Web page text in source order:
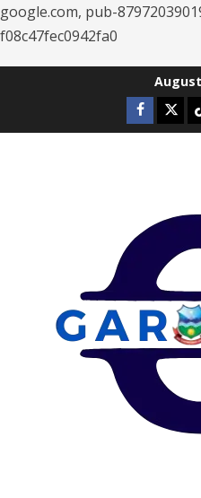
google.com, pub-
f08c47fec0942fa0
Facebook